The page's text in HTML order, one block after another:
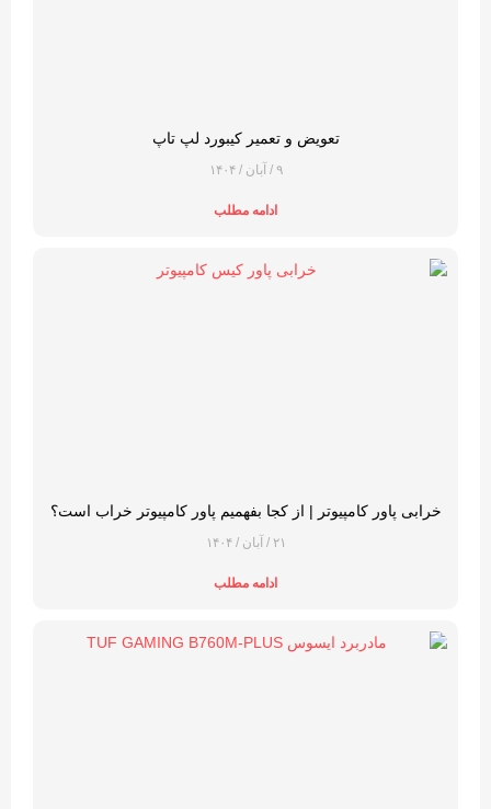
تعویض و تعمیر کیبورد لپ تاپ
۹ / آبان / ۱۴۰۴
ادامه مطلب
خرابی پاور کامپیوتر | از کجا بفهمیم پاور کامپیوتر خراب است؟
۲۱ / آبان / ۱۴۰۴
ادامه مطلب